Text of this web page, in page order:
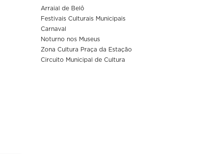
Arraial de Belô
Festivais Culturais Municipais
Carnaval
Noturno nos Museus
Zona Cultura Praça da Estação
Circuito Municipal de Cultura